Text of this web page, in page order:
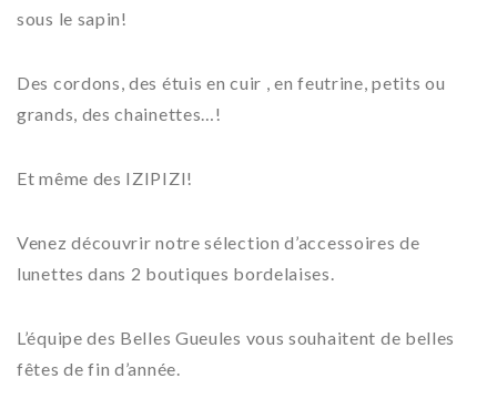
sous le sapin!
Des cordons, des étuis en cuir , en feutrine, petits ou
grands, des chainettes…!
Et même des IZIPIZI!
Venez découvrir notre sélection d’accessoires de
lunettes dans 2 boutiques bordelaises.
L’équipe des Belles Gueules vous souhaitent de belles
fêtes de fin d’année.